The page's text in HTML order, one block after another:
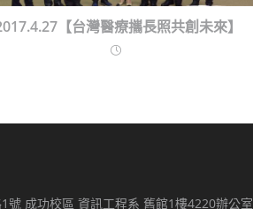
【台灣醫療攜長照共創未來】
號 成功校區 資訊工程系 舊館1樓4220辦公室